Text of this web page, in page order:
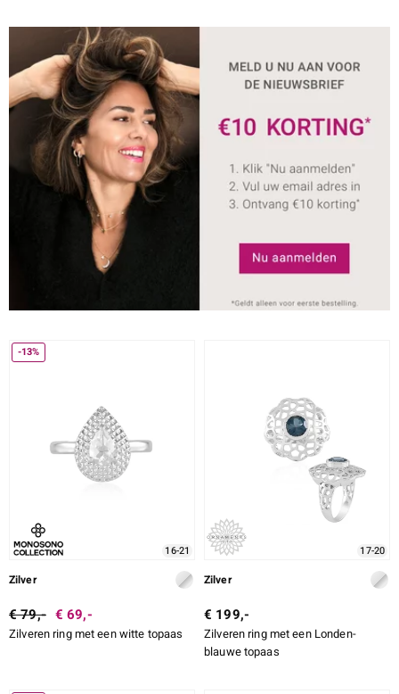
-13%
16-21
Zilver
€ 79,- € 69,-
Zilveren ring met een witte topaas
17-20
Zilver
€ 199,-
Zilveren ring met een Londen-
blauwe topaas